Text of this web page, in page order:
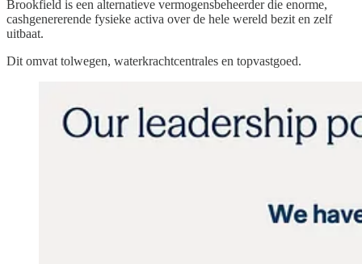
Brookfield is een alternatieve vermogensbeheerder die enorme,
cashgenererende fysieke activa over de hele wereld bezit en zelf
uitbaat.
Dit omvat tolwegen, waterkrachtcentrales en topvastgoed.